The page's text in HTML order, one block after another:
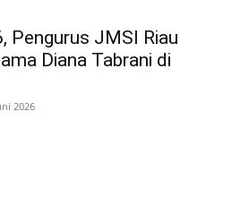
Pengurus JMSI Riau
Diana Tabrani di
2026